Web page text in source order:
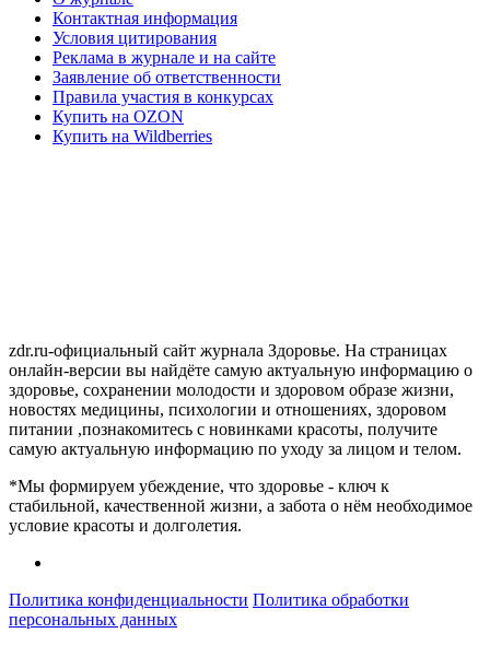
Контактная информация
Условия цитирования
Реклама в журнале и на сайте
Заявление об ответственности
Правила участия в конкурсах
Купить на OZON
Купить на Wildberries
zdr.ru-официальный сайт журнала Здоровье. На страницах
онлайн-версии вы найдёте самую актуальную информацию о
здоровье, сохранении молодости и здоровом образе жизни,
новостях медицины, психологии и отношениях, здоровом
питании ,познакомитесь с новинками красоты, получите
самую актуальную информацию по уходу за лицом и телом.
*Мы формируем убеждение, что здоровье - ключ к
стабильной, качественной жизни, а забота о нём необходимое
условие красоты и долголетия.
Политика конфиденциальности Политика обработки
персональных данных